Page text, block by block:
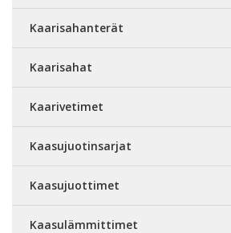
Kaarisahanterät
Kaarisahat
Kaarivetimet
Kaasujuotinsarjat
Kaasujuottimet
Kaasulämmittimet